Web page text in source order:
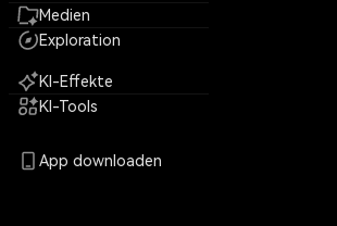
Medien
Exploration
KI-Effekte
KI-Tools
App downloaden